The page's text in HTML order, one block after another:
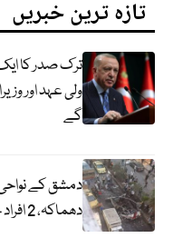
تازہ ترین خبریں
ترک صدر کا
ولی عہد اور
گے
دمشق کے
دھماکہ، 2 افراد جاں بحق، متعدد زخمی